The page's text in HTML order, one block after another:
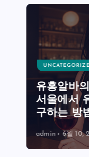
유흥알바
서울에서
구하는 방
admin 6월 10,